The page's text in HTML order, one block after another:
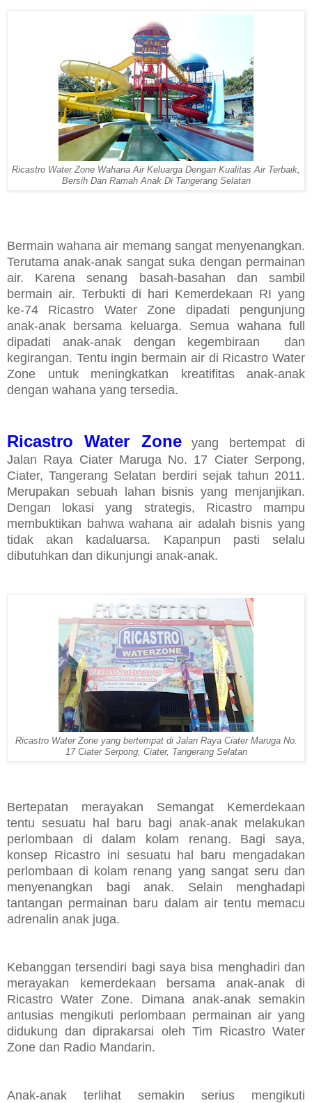
Ricastro Water Zone Wahana Air Keluarga Dengan Kualitas Air Terbaik,
Bersih Dan Ramah Anak Di Tangerang Selatan
Bermain wahana air memang sangat menyenangkan.
Terutama anak-anak sangat suka dengan permainan
air. Karena senang basah-basahan dan sambil
bermain air. Terbukti di hari Kemerdekaan RI yang
ke-74 Ricastro Water Zone dipadati pengunjung
anak-anak bersama keluarga. Semua wahana full
dipadati anak-anak dengan kegembiraan dan
kegirangan. Tentu ingin bermain air di Ricastro Water
Zone untuk meningkatkan kreatifitas anak-anak
dengan wahana yang tersedia.
Ricastro Water Zoneyang bertempat di
Jalan Raya Ciater Maruga No. 17 Ciater Serpong,
Ciater, Tangerang Selatan berdiri sejak tahun 2011.
Merupakan sebuah lahan bisnis yang menjanjikan.
Dengan lokasi yang strategis, Ricastro mampu
membuktikan bahwawahana air adalah bisnis yang
tidak akan kadaluarsa. Kapanpun pasti selalu
dibutuhkan dan dikunjungi anak-anak.
Ricastro Water Zone yang bertempat di Jalan Raya Ciater Maruga No.
17 Ciater Serpong, Ciater, Tangerang Selatan
Bertepatan merayakan Semangat Kemerdekaan
tentu sesuatu hal baru bagi anak-anak melakukan
perlombaan di dalam kolam renang. Bagi saya,
konsep Ricastro ini sesuatu hal baru mengadakan
perlombaan di kolam renang yang sangat seru dan
menyenangkan bagi anak. Selain menghadapi
tantangan permainan baru dalam air tentu memacu
adrenalin anak juga.
Kebanggan tersendiri bagi saya bisa menghadiri dan
merayakan kemerdekaan bersama anak-anak di
Ricastro Water Zone. Dimana anak-anak semakin
antusias mengikuti perlombaan permainan air yang
didukung dan diprakarsai oleh Tim Ricastro Water
Zone dan Radio Mandarin.
Anak-anak terlihat semakin serius mengikuti